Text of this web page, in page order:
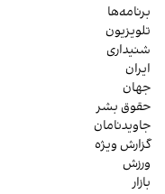
برنامه‌ها
تلویزیون
شنیداری
ایران
جهان
حقوق بشر
جاویدنامان
گزارش ویژه
ورزش
بازار